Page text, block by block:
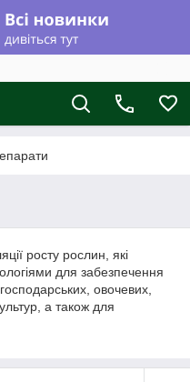
росту рослин, які
для забезпечення
овочевих,
а також для